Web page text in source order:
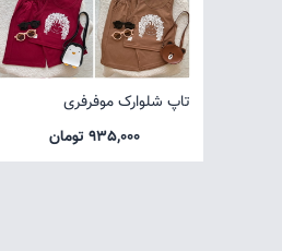
تاپ شلوارک موفرفری
935,000 تومان